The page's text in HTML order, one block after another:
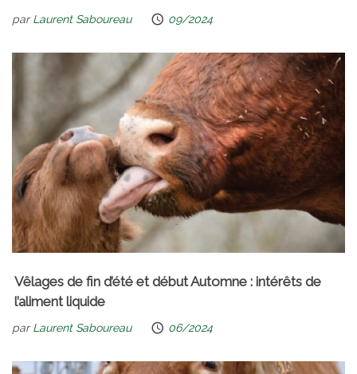
parLaurent Saboureau 09/2024
Vêlages de fin d’été et début Automne : intérêts de
l’aliment liquide
parLaurent Saboureau 06/2024